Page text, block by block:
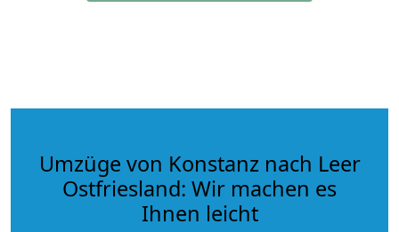
Umzüge von Konstanz nach Leer
Ostfriesland: Wir machen es
Ihnen leicht